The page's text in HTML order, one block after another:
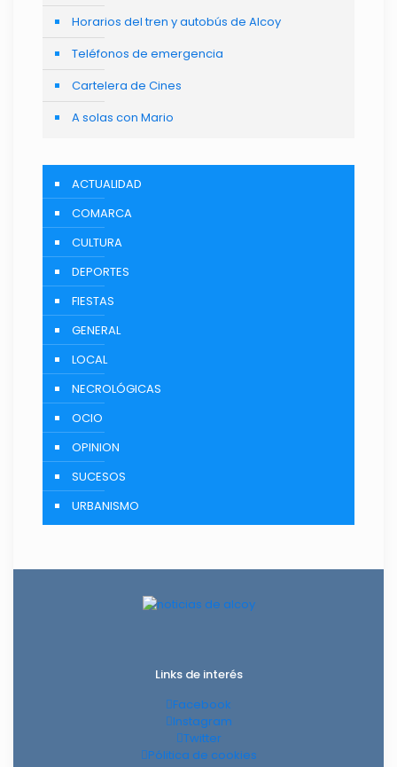
Horarios del tren y autobús de Alcoy
Teléfonos de emergencia
Cartelera de Cines
A solas con Mario
ACTUALIDAD
COMARCA
CULTURA
DEPORTES
FIESTAS
GENERAL
LOCAL
NECROLÓGICAS
OCIO
OPINION
SUCESOS
URBANISMO
Links de interés
Facebook
Instagram
Twitter
Pólitica de cookies